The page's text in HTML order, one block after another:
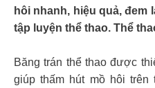
hôi nhanh, hiệu quả, đem
tập luyện thể thao. Thể
Băng trán thể thao được
giúp thấm hút mồ hôi trên